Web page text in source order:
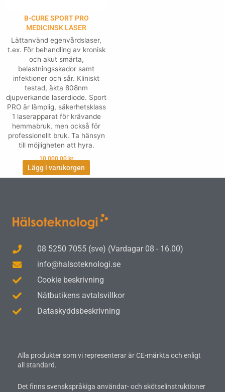
B-CURE SPORT PRO
MEDICINSK LASER
Lättanvänd egenvårdslaser,
t.ex. För behandling av kronisk
och akut smärta,
belastningsskador samt
infektioner och sår. Kliniskt
testad, äkta 808nm
djupverkande laserdiode. Sport
PRO är lämplig, säkerhetsklass
1 laserapparat för krävande
hemmabruk, men också för
professionellt bruk. Ta hänsyn
till möjligheten att hyra.
10,000.00kr
Lägg i varukorgen
08 5250 7055 (sve) (Vardagar 08 - 16.00)
info@halsoteknologi.se
Cookie beskrivning
Nätbutikens avtalsvillkor
Dataskyddsbeskrivning
Alla produkter som vi representerar är CE-märkta och enligt
all standard.
Det finns svenskspråkiga användar- och skötselinstruktioner